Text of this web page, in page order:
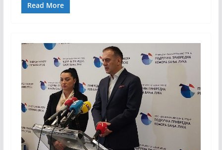
Read More